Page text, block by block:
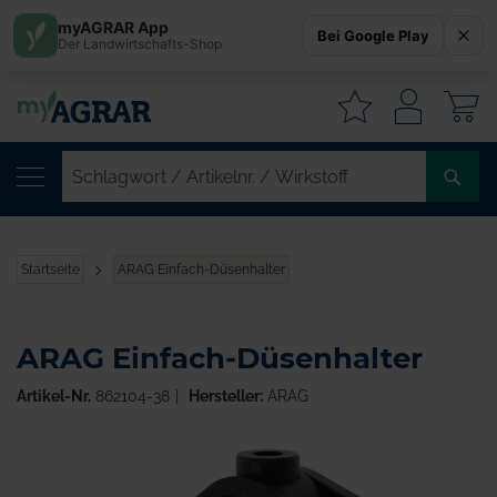
Startseite ARAG Einfach-Düsenhalter
ARAG Einfach-Düsenhalter
Artikel-Nr. 862104-38 Hersteller:ARAG
myAGRAR App
Der Landwirtschafts-Shop Bei Google Play